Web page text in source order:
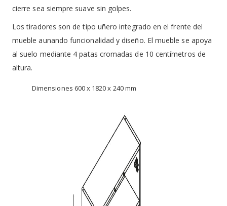
cierre sea siempre suave sin golpes.
Los tiradores son de tipo uñero integrado en el frente del
mueble aunando funcionalidad y diseño. El mueble se apoya
al suelo mediante 4 patas cromadas de 10 centímetros de
altura.
Dimensiones 600 x 1820 x 240 mm